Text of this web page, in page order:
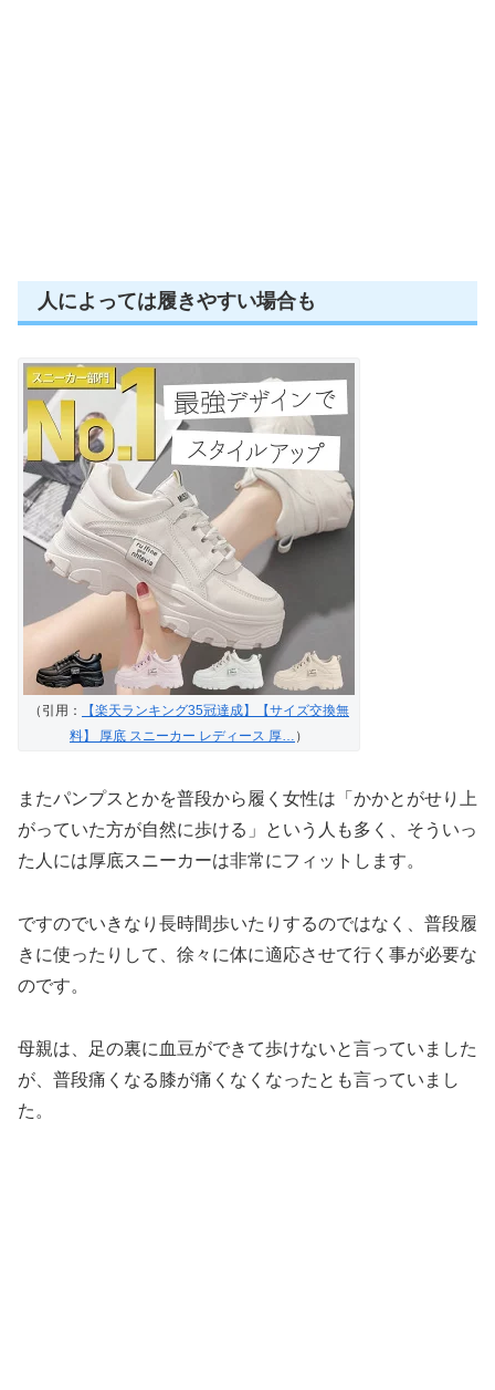
人によっては履きやすい場合も
（引用：
【楽天ランキング35冠達成】【サイズ交換無
料】 厚底 スニーカー レディース 厚… ）
またパンプスとかを普段から履く女性は「かかとがせり上
がっていた方が自然に歩ける」という人も多く、そういっ
た人には厚底スニーカーは非常にフィットします。
ですのでいきなり長時間歩いたりするのではなく、普段履
きに使ったりして、徐々に体に適応させて行く事が必要な
のです。
母親は、足の裏に血豆ができて歩けないと言っていました
が、普段痛くなる膝が痛くなくなったとも言っていまし
た。